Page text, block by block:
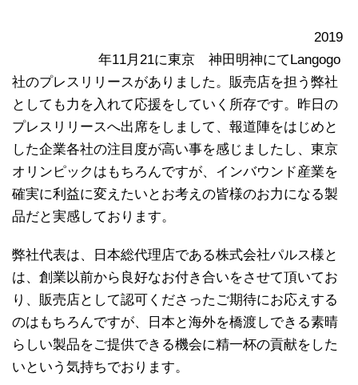
2019
年11月21に東京 神田明神にてLangogo
社のプレスリリースがありました。販売店を担う弊社
としても力を入れて応援をしていく所存です。昨日の
プレスリリースへ出席をしまして、報道陣をはじめと
した企業各社の注目度が高い事を感じましたし、東京
オリンピックはもちろんですが、インバウンド産業を
確実に利益に変えたいとお考えの皆様のお力になる製
品だと実感しております。
弊社代表は、日本総代理店である株式会社パルス様と
は、創業以前から良好なお付き合いをさせて頂いてお
り、販売店として認可くださったご期待にお応えする
のはもちろんですが、日本と海外を橋渡しできる素晴
らしい製品をご提供できる機会に精一杯の貢献をした
いという気持ちでおります。